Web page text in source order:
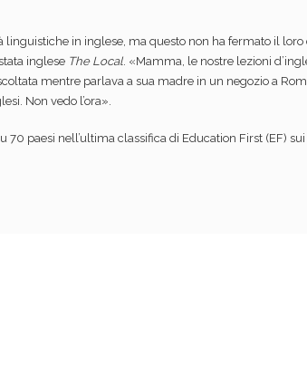
in inglese, ma questo non ha fermato il loro
inglese The Local . «Mamma, le nostre lezioni
mentre parlava a sua madre in un negozio a
Non vedo l’ora».
70 paesi nell’ultima classifica di Education First (EF)